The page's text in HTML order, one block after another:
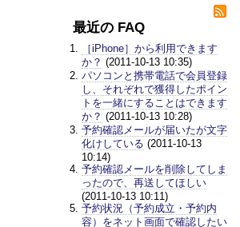
最近の FAQ
［iPhone］から利用できます
か？ (2011-10-13 10:35)
パソコンと携帯電話で会員登録
し、それぞれで獲得したポイン
トを一緒にすることはできます
か？ (2011-10-13 10:28)
予約確認メールが届いたが文字
化けしている (2011-10-13
10:14)
予約確認メールを削除してしま
ったので、再送してほしい
(2011-10-13 10:11)
予約状況（予約成立・予約内
容）をネット画面で確認したい